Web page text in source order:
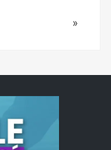
Next
»